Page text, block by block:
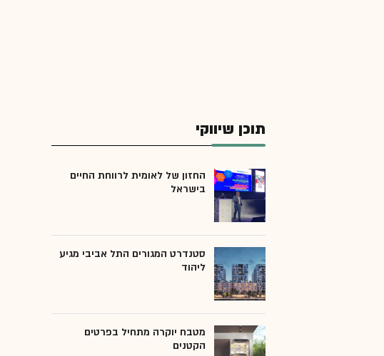
תוכן שיווקי
החזון של לאומית לרווחת החיים
בישראל
סטנדרט המגורים התל אביבי מגיע
ליהוד
מטבח יוקרה מתחיל בפרטים
הקטנים